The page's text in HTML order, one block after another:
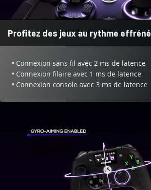
Profitez des jeux au rythme effréné
• Connexion sans fil avec 2 ms de latence
• Connexion filaire avec 1 ms de latence
• Connexion console avec 3 ms de latence